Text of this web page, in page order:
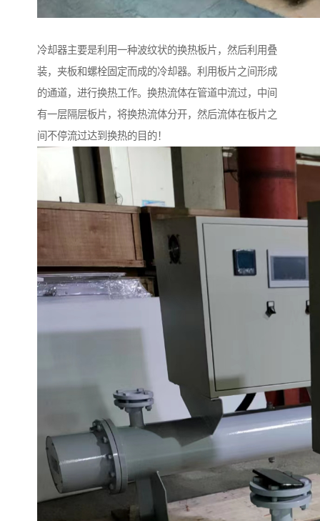
冷却器主要是利用一种波纹状的换热板片，然后利用叠
装，夹板和螺栓固定而成的冷却器。利用板片之间形成
的通道，进行换热工作。换热流体在管道中流过，中间
有一层隔层板片，将换热流体分开，然后流体在板片之
间不停流过达到换热的目的！